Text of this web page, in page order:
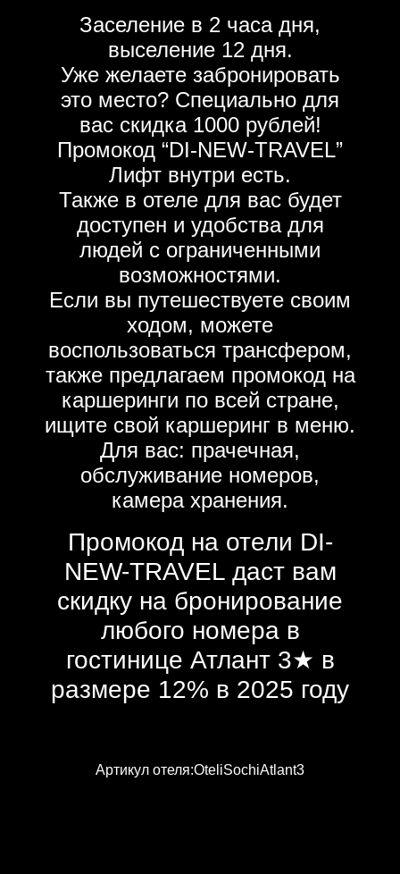
Заселение в 2 часа дня,
выселение 12 дня.
Уже желаете забронировать
это место? Специально для
вас скидка 1000 рублей!
Промокод “DI-NEW-TRAVEL”
Лифт внутри есть.
Также в отеле для вас будет
доступен и удобства для
людей с ограниченными
возможностями.
Если вы путешествуете своим
ходом, можете
воспользоваться трансфером,
также предлагаем промокод на
каршеринги по всей стране,
ищите свой каршеринг в меню.
Для вас: прачечная,
обслуживание номеров,
камера хранения.
Промокод на отели DI-
NEW-TRAVEL даст вам
скидку на бронирование
любого номера в
гостинице Атлант 3★ в
размере 12% в 2025 году
Артикул отеля:OteliSochiAtlant3